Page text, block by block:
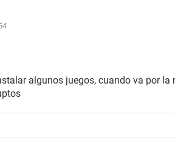
algunos juegos, cuando va por la